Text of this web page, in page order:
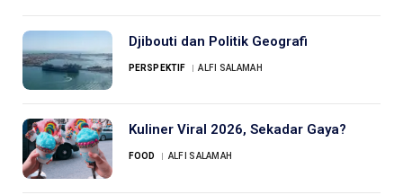
Djibouti dan Politik Geografi
PERSPEKTIF ALFI SALAMAH
Kuliner Viral 2026, Sekadar Gaya?
FOOD ALFI SALAMAH